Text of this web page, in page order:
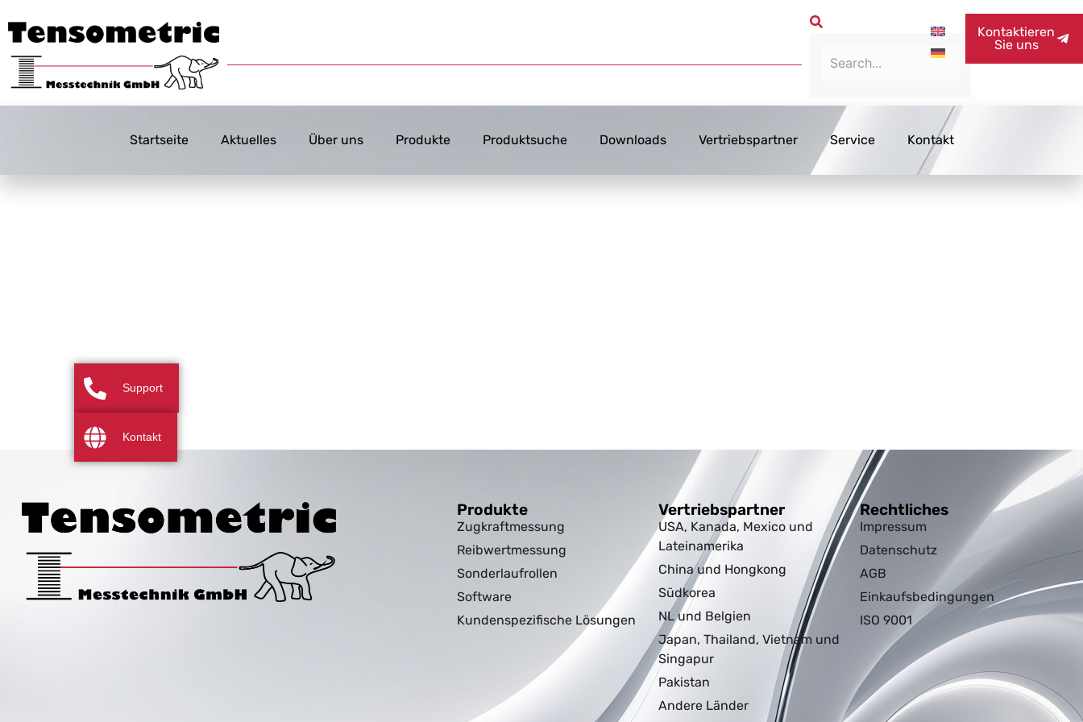
Kontaktieren
Sie uns
Startseite Aktuelles Über uns Produkte Produktsuche Downloads Vertriebspartner Service Kontakt
Produkte
Zugkraftmessung
Reibwertmessung
Sonderlaufrollen
Software
Kundenspezifische Lösungen
Vertriebspartner
USA, Kanada, Mexico und
Lateinamerika
China und Hongkong
Südkorea
NL und Belgien
Japan, Thailand, Vietnam und
Singapur
Pakistan
Andere Länder
Rechtliches
Impressum
Datenschutz
AGB
Einkaufsbedingungen
ISO 9001
Support
Kontakt